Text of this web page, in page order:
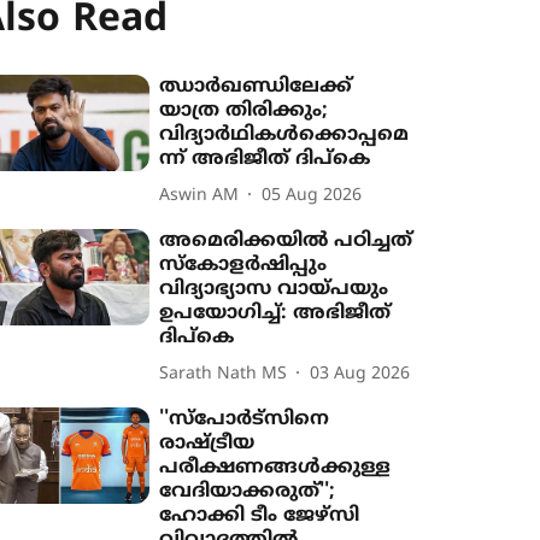
Read
ഝാർഖണ്ഡിലേക്ക്
യാത്ര തിരിക്കും;
വിദ‍്യാർഥികൾക്കൊപ്പമെ
ന്ന് അഭിജീത് ദിപ്കെ
Aswin AM 05 Aug 2026
അമെരിക്കയിൽ‌ പഠിച്ചത്
സ്കോളർഷിപ്പും
വിദ്യാഭ്യാസ വായ്പയും
ഉപയോഗിച്ച്: അഭിജീത്
ദിപ്കെ
Sarath Nath MS 03 Aug 2026
''സ്പോർട്സിനെ
രാഷ്ട്രീയ
പരീക്ഷണങ്ങൾക്കുള്ള
വേദിയാക്കരുത്'';
ഹോക്കി ടീം ജേഴ്സി